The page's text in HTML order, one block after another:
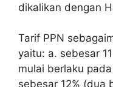
dikalikan dengan
Tarif PPN
yaitu: a. sebesar
mulai berlaku
sebesar 12% (dua